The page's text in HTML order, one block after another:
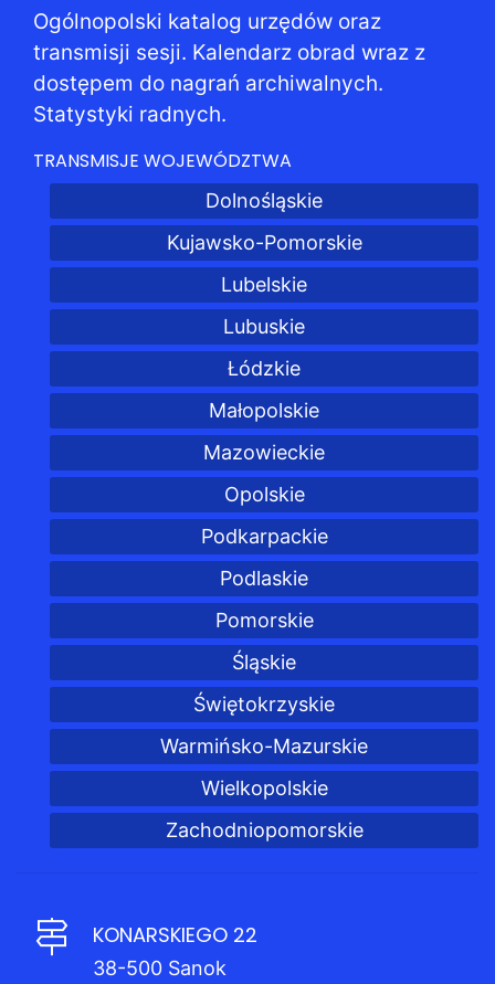
Ogólnopolski katalog urzędów oraz
transmisji sesji. Kalendarz obrad wraz z
dostępem do nagrań archiwalnych.
Statystyki radnych.
TRANSMISJE WOJEWÓDZTWA
Dolnośląskie
Kujawsko-Pomorskie
Lubelskie
Lubuskie
Łódzkie
Małopolskie
Mazowieckie
Opolskie
Podkarpackie
Podlaskie
Pomorskie
Śląskie
Świętokrzyskie
Warmińsko-Mazurskie
Wielkopolskie
Zachodniopomorskie
KONARSKIEGO 22
38-500 Sanok